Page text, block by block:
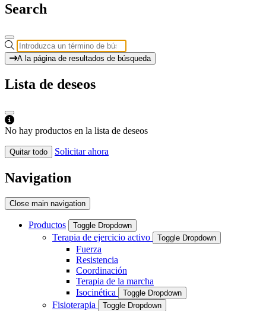
Search
A la página de resultados de búsqueda
Lista de deseos
No hay productos en la lista de deseos
Quitar todo Solicitar ahora
Navigation
Close main navigation
Productos Toggle Dropdown
Terapia de ejercicio activo Toggle Dropdown
Fuerza
Resistencia
Coordinación
Terapia de la marcha
Isocinética
Toggle Dropdown
Fisioterapia Toggle Dropdown